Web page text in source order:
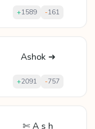
+1589 -161
Ashok ➜
+2091 -757
✄ A s h